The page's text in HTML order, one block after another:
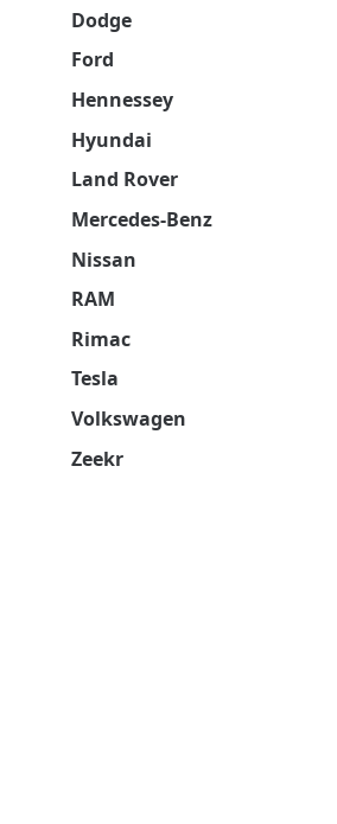
Dodge
Ford
Hennessey
Hyundai
Land Rover
Mercedes-Benz
Nissan
RAM
Rimac
Tesla
Volkswagen
Zeekr